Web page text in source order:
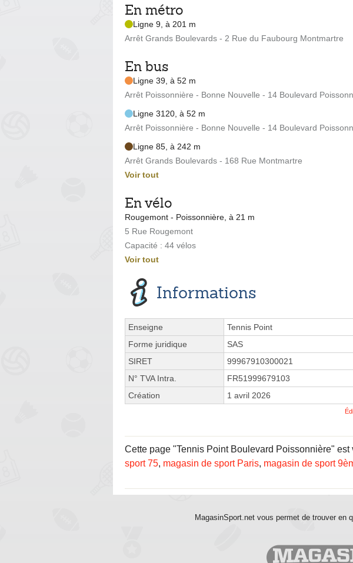
En métro
Ligne 9, à 201 m
Arrêt Grands Boulevards - 2 Rue du Faubourg Montmartre
En bus
Ligne 39, à 52 m
Arrêt Poissonnière - Bonne Nouvelle - 14 Boulevard
Ligne 3120, à 52 m
Arrêt Poissonnière - Bonne Nouvelle - 14 Boulevard
Ligne 85, à 242 m
Arrêt Grands Boulevards - 168 Rue Montmartre
Voir tout
En vélo
Rougemont - Poissonnière, à 21 m
5 Rue Rougemont
Capacité : 44 vélos
Voir tout
Informations
Enseigne
Tennis Point
Forme juridique
SAS
SIRET
99967910300021
N° TVA Intra.
FR51999679103
Création
1 avril 2026
Cette page "Tennis Point Boulevard Poissonnière"
sport 75, magasin de sport Paris, magasin de sport
MagasinSport.net vous permet de trouver en